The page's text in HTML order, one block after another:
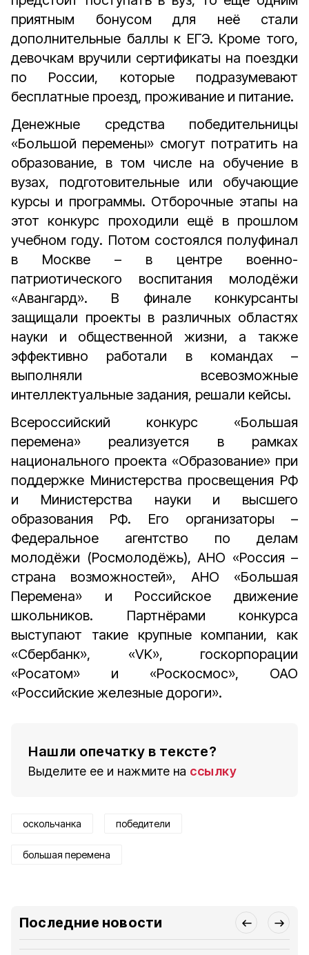
приятным бонусом для неё стали
дополнительные баллы к ЕГЭ. Кроме того,
девочкам вручили сертификаты на поездки
по России, которые подразумевают
бесплатные проезд, проживание и питание.
Денежные средства победительницы
«Большой перемены» смогут потратить на
образование, в том числе на обучение в
вузах, подготовительные или обучающие
курсы и программы. Отборочные этапы на
этот конкурс проходили ещё в прошлом
учебном году. Потом состоялся полуфинал
в Москве – в центре военно-
патриотического воспитания молодёжи
«Авангард». В финале конкурсанты
защищали проекты в различных областях
науки и общественной жизни, а также
эффективно работали в командах –
выполняли всевозможные
интеллектуальные задания, решали кейсы.
Всероссийский конкурс «Большая
перемена» реализуется в рамках
национального проекта «Образование» при
поддержке Министерства просвещения РФ
и Министерства науки и высшего
образования РФ. Его организаторы –
Федеральное агентство по делам
молодёжи (Росмолодёжь), АНО «Россия –
страна возможностей», АНО «Большая
Перемена» и Российское движение
школьников. Партнёрами конкурса
выступают такие крупные компании, как
«Сбербанк», «VK», госкорпорации
«Росатом» и «Роскосмос», ОАО
«Российские железные дороги».
Нашли опечатку в тексте?
Выделите ее и нажмите на ссылку
оскольчанка победители
большая перемена
Последние новости